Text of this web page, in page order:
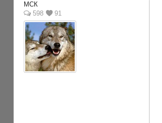
МСК
598
91